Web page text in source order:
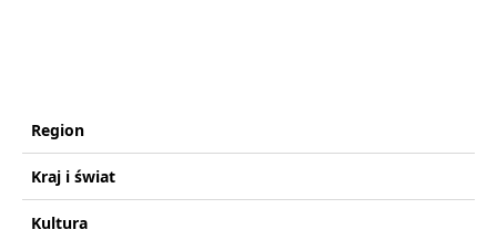
Region
Kraj i świat
Kultura